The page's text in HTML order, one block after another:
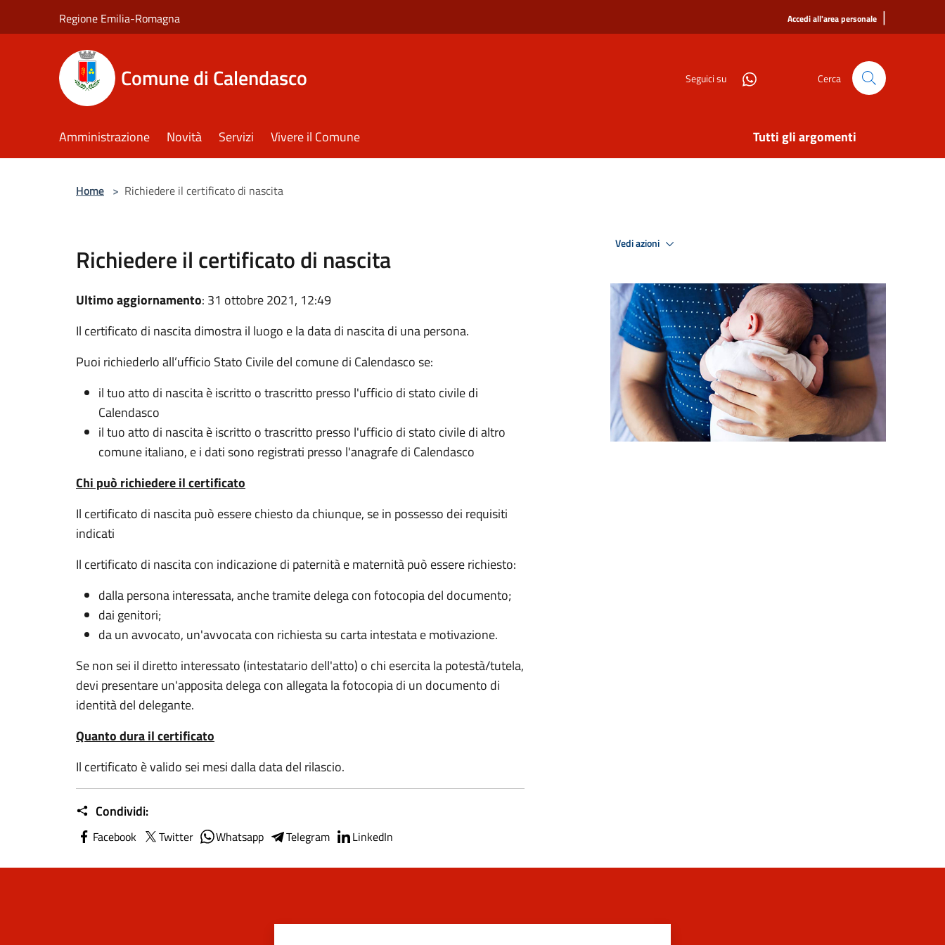
Regione Emilia-Romagna Accedi all'area personale |
Comune di Calendasco Seguici su Cerca
Amministrazione Novità Servizi Vivere il Comune Tutti gli argomenti
Home > Richiedere il certificato di nascita
Richiedere il certificato di nascita
Ultimo aggiornamento: 31 ottobre 2021, 12:49
Il certificato di nascita dimostra il luogo e la data di nascita di una persona.
Puoi richiederlo all’ufficio Stato Civile del comune di Calendasco se:
il tuo atto di nascita è iscritto o trascritto presso l'ufficio di stato civile di
Calendasco
il tuo atto di nascita è iscritto o trascritto presso l'ufficio di stato civile di altro
comune italiano, e i dati sono registrati presso l'anagrafe di Calendasco
Chi può richiedere il certificato
Il certificato di nascita può essere chiesto da chiunque, se in possesso dei requisiti
indicati
Il certificato di nascita con indicazione di paternità e maternità può essere richiesto:
dalla persona interessata, anche tramite delega con fotocopia del documento;
dai genitori;
da un avvocato, un'avvocata con richiesta su carta intestata e motivazione.
Se non sei il diretto interessato (intestatario dell'atto) o chi esercita la potestà/tutela,
devi presentare un'apposita delega con allegata la fotocopia di un documento di
identità del delegante.
Quanto dura il certificato
Il certificato è valido sei mesi dalla data del rilascio.
Condividi:
Facebook Twitter Whatsapp Telegram LinkedIn
Vedi azioni